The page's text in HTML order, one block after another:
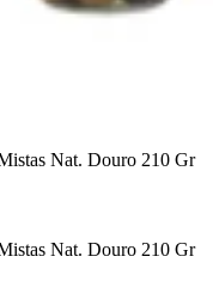
Nat. Douro 210 Gr
Nat. Douro 210 Gr